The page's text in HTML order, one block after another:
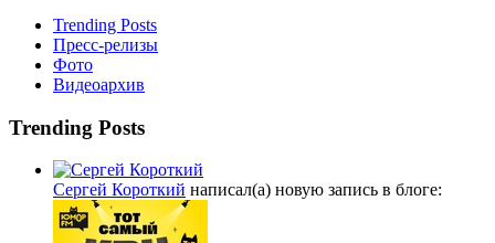
Trending Posts
Пресс-релизы
Фото
Видеоархив
Trending Posts
Сергей Короткий написал(а) новую запись в блоге: